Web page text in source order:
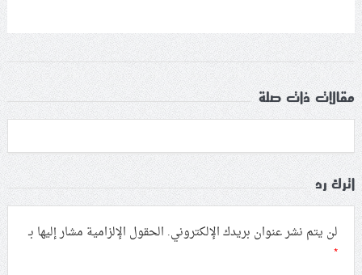
مقالات ذات صلة
اترك رد
لن يتم نشر عنوان بريدك الإلكتروني. الحقول الإلزامية مشار إليها بـ
*